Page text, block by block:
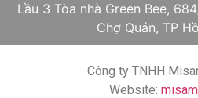
Lầu 3 Tòa nhà Green Bee,
Chợ Quán, TP
Công ty TNHH
Website: